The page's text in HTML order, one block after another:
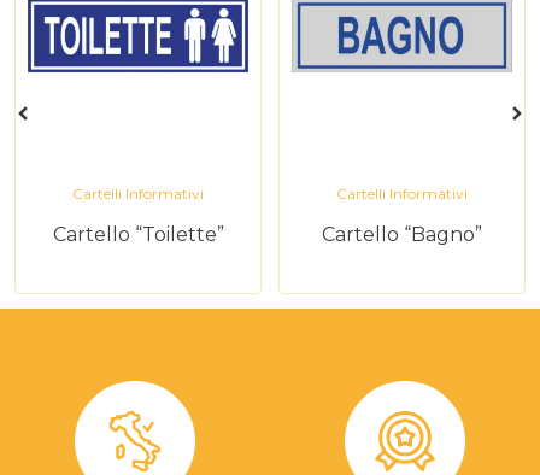
Cartelli Informativi
Cartello “Toilette”
Cartelli Informativi
Cartello “Bagno”